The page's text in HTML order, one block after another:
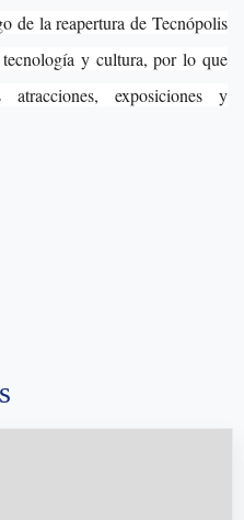
de la reapertura de Tecnópolis
y cultura, por lo que
exposiciones y